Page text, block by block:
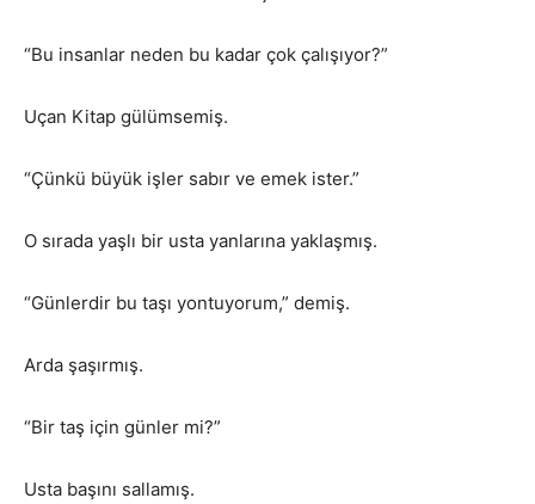
“Bu insanlar neden bu kadar çok çalışıyor?”
Uçan Kitap gülümsemiş.
“Çünkü büyük işler sabır ve emek ister.”
O sırada yaşlı bir usta yanlarına yaklaşmış.
“Günlerdir bu taşı yontuyorum,” demiş.
Arda şaşırmış.
“Bir taş için günler mi?”
Usta başını sallamış.